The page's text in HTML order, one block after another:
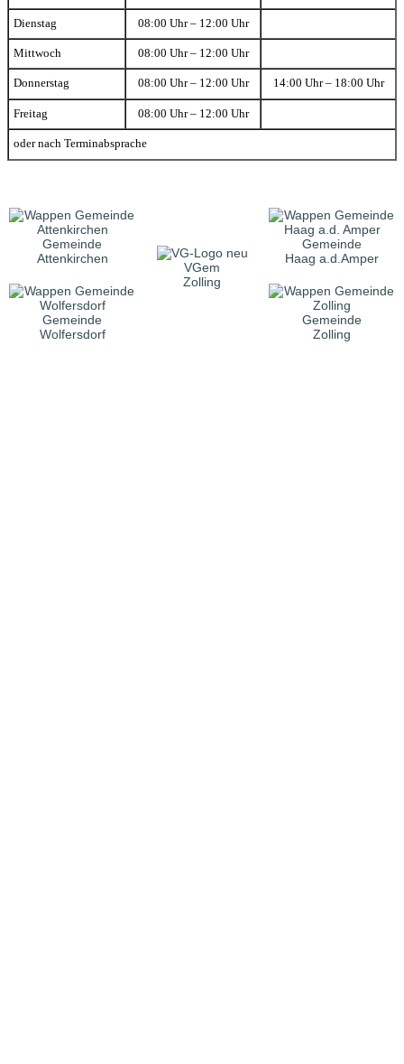
Dienstag 08:00 Uhr – 12:00 Uhr
Mittwoch 08:00 Uhr – 12:00 Uhr
Donnerstag 08:00 Uhr – 12:00 Uhr 14:00 Uhr – 18:00 Uhr
Freitag 08:00 Uhr – 12:00 Uhr
oder nach Terminabsprache
Gemeinde
Attenkirchen
VGem
Zolling
Gemeinde
Haag a.d.Amper
Gemeinde
Wolfersdorf
Gemeinde
Zolling